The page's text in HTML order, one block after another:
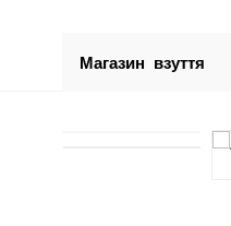
Магазин взуття